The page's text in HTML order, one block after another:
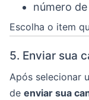
número
Escolha o item
5. Enviar sua
Após selecionar
de enviar sua